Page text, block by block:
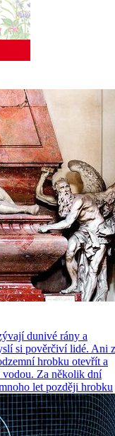
dunivé rány a
si pověrčiví lidé. Ani
hrobku otevřít a
vodou. Za několik dní
let později hrobku